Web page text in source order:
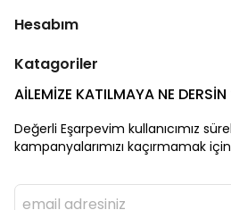
Hesabım
Katagoriler
AİLEMİZE KATILMAYA NE DERSİN
Değerli Eşarpevim kullanıcımız
kampanyalarımızı kaçırmamak